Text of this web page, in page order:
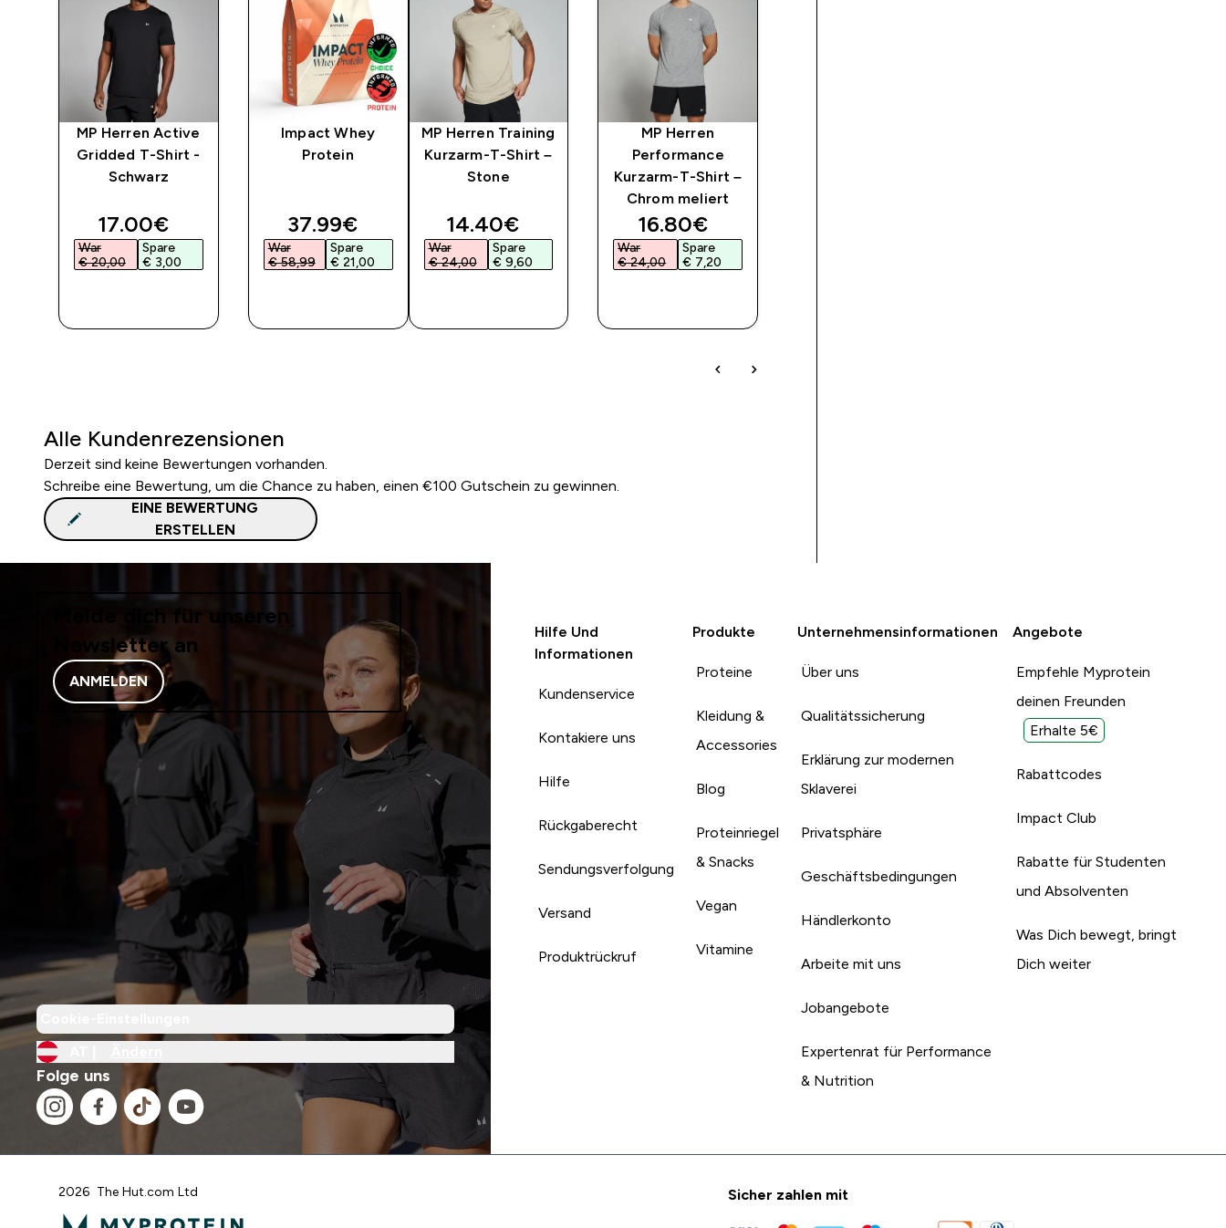
MP Herren Active
Gridded T-Shirt -
Schwarz
discounted price
17.00€‎
War
€ 20,00‎
Spare
€ 3,00‎
Impact Whey
Protein
discounted price
37.99€‎
War
€ 58,99‎
Spare
€ 21,00‎
MP Herren Training
Kurzarm-T-Shirt –
Stone
discounted price
14.40€‎
War
€ 24,00‎
Spare
€ 9,60‎
MP Herren
Performance
Kurzarm-T-Shirt –
Chrom meliert
discounted price
16.80€‎
War
€ 24,00‎
Spare
€ 7,20‎
Alle Kundenrezensionen
Derzeit sind keine Bewertungen vorhanden.
Schreibe eine Bewertung, um die Chance zu haben, einen €100 Gutschein zu gewinnen.
EINE BEWERTUNG
ERSTELLEN
Melde dich für unseren
Newsletter an
ANMELDEN
Folge uns
Hilfe Und
Informationen
Kundenservice
Kontakiere uns
Hilfe
Rückgaberecht
Sendungsverfolgung
Versand
Produktrückruf
Produkte
Proteine
Kleidung &
Accessories
Blog
Proteinriegel
& Snacks
Vegan
Vitamine
Unternehmensinformationen
Über uns
Qualitätssicherung
Erklärung zur modernen
Sklaverei
Privatsphäre
Geschäftsbedingungen
Händlerkonto
Arbeite mit uns
Jobangebote
Expertenrat für Performance
& Nutrition
Angebote
Empfehle Myprotein
deinen Freunden
Erhalte 5€
Rabattcodes
Impact Club
Rabatte für Studenten
und Absolventen
Was Dich bewegt, bringt
Dich weiter
2026 The Hut.com Ltd Sicher zahlen mit